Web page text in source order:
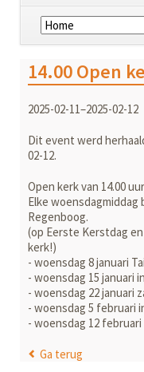
Navigatie
overslaan
14.00 Open
2025-02-11–2025-02-12
Dit event werd
02-12.
Open kerk van 14.00
Elke woensdagmiddag
Regenboog.
(op Eerste Kerstdag
kerk!)
- woensdag 8 januari
- woensdag 15 januari
- woensdag 22 januari
- woensdag 5 februari
- woensdag 12
Ga terug